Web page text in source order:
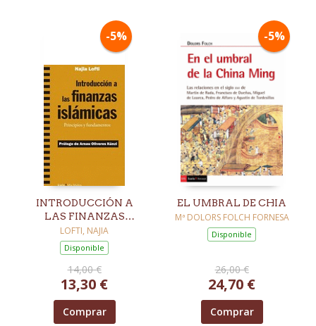
-5%
INTRODUCCIÓN A
LAS FINANZAS
ISLAMICAS
LOFTI, NAJIA
Disponible
14,00 €
13,30 €
Comprar
-5%
EL UMBRAL DE CHIA
Mª DOLORS FOLCH FORNESA
Disponible
26,00 €
24,70 €
Comprar